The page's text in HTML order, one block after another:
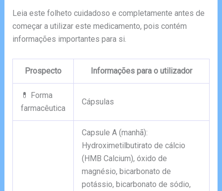
Leia este folheto cuidadoso e completamente antes de
começar a utilizar este medicamento, pois contém
informações importantes para si.
Prospecto Informações para o utilizador
💊 Forma
farmacêutica
Cápsulas
Capsule A (manhã):
Hydroximetilbutirato de cálcio
(HMB Calcium), óxido de
magnésio, bicarbonato de
potássio, bicarbonato de sódio,